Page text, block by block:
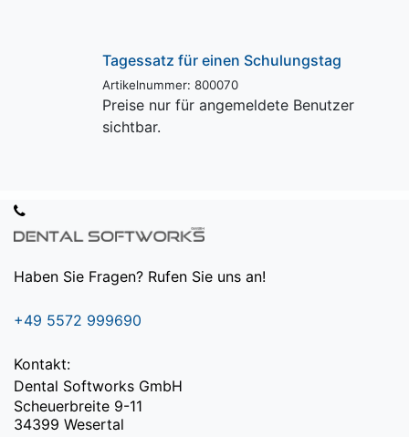
Tagessatz für einen Schulungstag
Artikelnummer: 800070
Preise nur für angemeldete Benutzer
sichtbar.
Haben Sie Fragen? Rufen Sie uns an!
+49 5572 999690
Kontakt:
Dental Softworks GmbH
Scheuerbreite 9-11
34399 Wesertal